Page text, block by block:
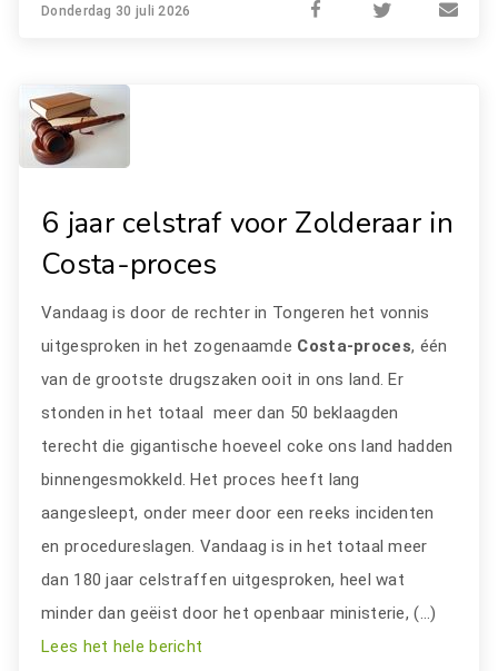
Donderdag 30 juli 2026
6 jaar celstraf voor Zolderaar in
Costa-proces
Vandaag is door de rechter in Tongeren het vonnis
uitgesproken in het zogenaamde Costa-proces, één
van de grootste drugszaken ooit in ons land. Er
stonden in het totaal meer dan 50 beklaagden
terecht die gigantische hoeveel coke ons land hadden
binnengesmokkeld. Het proces heeft lang
aangesleept, onder meer door een reeks incidenten
en procedureslagen. Vandaag is in het totaal meer
dan 180 jaar celstraffen uitgesproken, heel wat
minder dan geëist door het openbaar ministerie, (…)
Lees het hele bericht